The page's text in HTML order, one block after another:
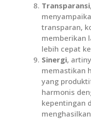
Transparansi
transparan,
memberikan
lebih cepat
Sinergi,
memastikan
yang
harmonis
kepentingan